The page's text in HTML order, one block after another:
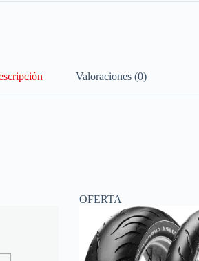
Valoraciones (0)
OFERTA